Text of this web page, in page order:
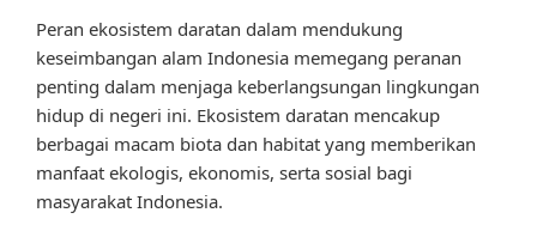
Peran ekosistem daratan dalam mendukung
keseimbangan alam Indonesia memegang peranan
penting dalam menjaga keberlangsungan lingkungan
hidup di negeri ini. Ekosistem daratan mencakup
berbagai macam biota dan habitat yang memberikan
manfaat ekologis, ekonomis, serta sosial bagi
masyarakat Indonesia.